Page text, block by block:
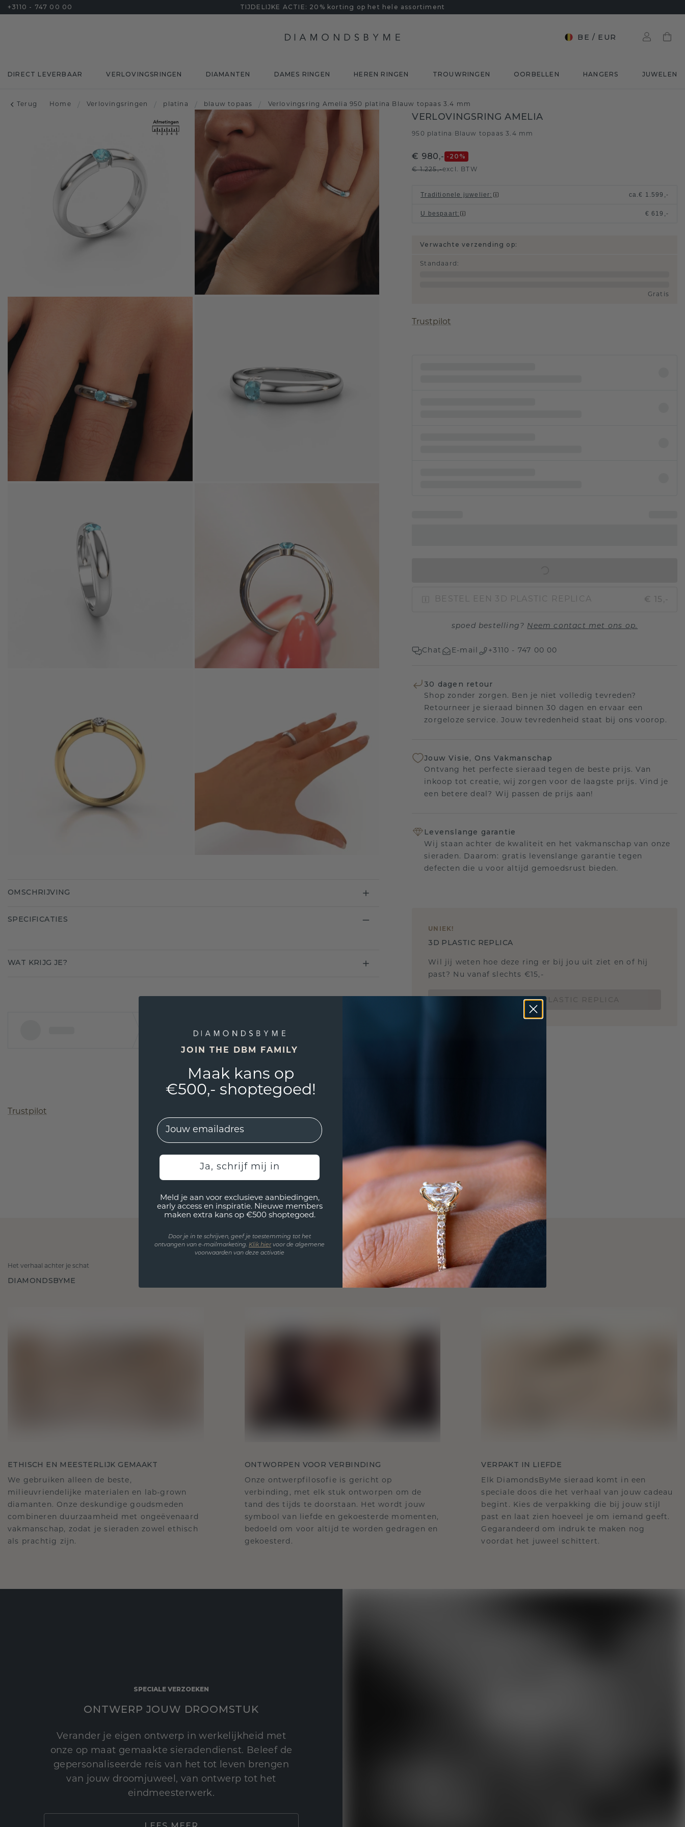
+3110 - 747 00 00 TIJDELIJKE ACTIE: 20% korting op het hele assortiment
BE / EUR
DIRECT LEVERBAAR VERLOVINGSRINGEN DIAMANTEN DAMES RINGEN HEREN RINGEN TROUWRINGEN OORBELLEN HANGERS JUWELEN
Terug Home / Verlovingsringen / platina / blauw topaas / Verlovingsring Amelia 950 platina Blauw topaas 3.4 mm
VERLOVINGSRING AMELIA
950 platina Blauw topaas 3.4 mm
€ 980,- -20 %
€ 1.225,-excl. BTW
Traditionele juwelier: ca.€ 1.599,-
U bespaart: € 619,-
Verwachte verzending op:
Standaard :
Gratis
Trustpilot
BESTEL EEN 3D PLASTIC REPLICA € 15,-
spoed bestelling? Neem contact met ons op.
Chat E-mail +3110 - 747 00 00
30 dagen retour
Shop zonder zorgen. Ben je niet volledig tevreden?
Retourneer je sieraad binnen 30 dagen en ervaar een
zorgeloze service. Jouw tevredenheid staat bij ons voorop.
Jouw Visie, Ons Vakmanschap
Ontvang het perfecte sieraad tegen de beste prijs. Van
inkoop tot creatie, wij zorgen voor de laagste prijs. Vind je
een betere deal? Wij passen de prijs aan!
Levenslange garantie
Wij staan achter de kwaliteit en het vakmanschap van onze
sieraden. Daarom: gratis levenslange garantie tegen
defecten die u voor altijd gemoedsrust bieden.
UNIEK!
3D PLASTIC REPLICA
Wil jij weten hoe deze ring er bij jou uit ziet en of hij
past? Nu vanaf slechts €15,-
BESTEL EEN 3D PLASTIC REPLICA
OMSCHRIJVING
SPECIFICATIES
WAT KRIJG JE?
Trustpilot
Het verhaal achter je schat
DIAMONDSBYME
ETHISCH EN MEESTERLIJK GEMAAKT
We gebruiken alleen de beste,
milieuvriendelijke materialen en lab-grown
diamanten. Onze deskundige goudsmeden
combineren duurzaamheid met ongeëvenaard
vakmanschap, zodat je sieraden zowel ethisch
als prachtig zijn.
ONTWORPEN VOOR VERBINDING
Onze ontwerpfilosofie is gericht op
verbinding, met elk stuk ontworpen om de
tand des tijds te doorstaan. Het wordt jouw
symbool van liefde en gekoesterde momenten,
bedoeld om voor altijd te worden gedragen en
gekoesterd.
VERPAKT IN LIEFDE
Elk DiamondsByMe sieraad komt in een
speciale doos die het verhaal van jouw cadeau
begint. Kies de verpakking die bij jouw stijl
past en laat zien hoeveel je om iemand geeft.
Gegarandeerd om indruk te maken nog
voordat het juweel schittert.
SPECIALE VERZOEKEN
ONTWERP JOUW DROOMSTUK
Verander je eigen ontwerp in werkelijkheid met
onze op maat gemaakte sieradendienst. Beleef de
gepersonaliseerde reis van het tot leven brengen
van jouw droomjuweel, van ontwerp tot het
eindmeesterwerk.
JOIN THE DBM FAMILY
Maak kans op
€500,- shoptegoed!
EMail
Ja, schrijf mij in
Meld je aan voor exclusieve aanbiedingen,
early access en inspiratie. Nieuwe members
maken extra kans op €500 shoptegoed.
Door je in te schrijven, geef je toestemming tot het
ontvangen van e-mailmarketing. Klik hiervoor de algemene
voorwaarden van deze activatie